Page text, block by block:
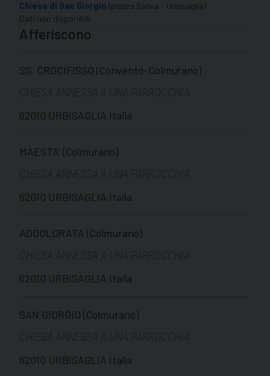
Chiesa di San Giorgio (piazza Salvia - Urbisaglia)
Dati non disponibili
Afferiscono
SS. CROCIFISSO (Convento-Colmurano)
62010 URBISAGLIA Italia
MAESTA’ (Colmurano)
62010 URBISAGLIA Italia
ADDOLORATA (Colmurano)
62010 URBISAGLIA Italia
SAN GIORGIO (Colmurano)
62010 URBISAGLIA Italia